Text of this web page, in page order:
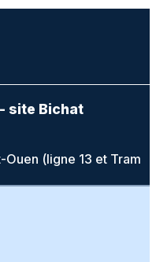
site Bichat
(ligne 13 et Tram